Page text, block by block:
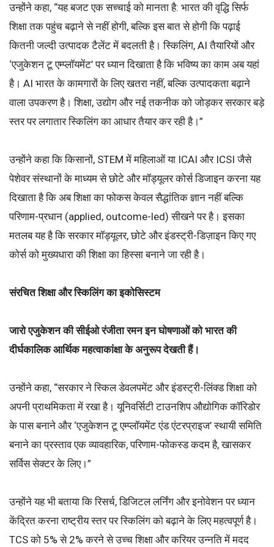
उन्होंने कहा, “यह बजट एक सच्चाई को मानता है: भारत की वृद्धि सिर्फ
शिक्षा तक पहुंच बढ़ाने से नहीं होगी, बल्कि इस बात से होगी कि पढ़ाई
कितनी जल्दी उत्पादक टैलेंट में बदलती है। स्किलिंग, AI तैयारियों और
‘एजुकेशन टू एम्प्लॉयमेंट’ पर ध्यान दिखाता है कि भविष्य का काम अब यहां
है। AI भारत के कामगारों के लिए खतरा नहीं, बल्कि उत्पादकता बढ़ाने
वाला उपकरण है। शिक्षा, उद्योग और नई तकनीक को जोड़कर सरकार बड़े
स्तर पर लगातार स्किलिंग का आधार तैयार कर रही है।”
उन्होंने कहा कि किसानों, STEM में महिलाओं या ICAI और ICSI जैसे
पेशेवर संस्थानों के माध्यम से छोटे और मॉड्यूलर कोर्स डिजाइन करना यह
दिखाता है कि अब शिक्षा का फोकस केवल सैद्धांतिक ज्ञान नहीं बल्कि
परिणाम-प्रधान (applied, outcome-led) सीखने पर है। इसका
मतलब यह है कि सरकार मॉड्यूलर, छोटे और इंडस्ट्री-डिज़ाइन किए गए
कोर्स को मुख्यधारा की शिक्षा का हिस्सा बनाने जा रही है।
संरचित शिक्षा और स्किलिंग का इकोसिस्टम
जारो एजुकेशन की सीईओ रंजीता रमन इन घोषणाओं को भारत की
दीर्घकालिक आर्थिक महत्वाकांक्षा के अनुरूप देखती हैं।
उन्होंने कहा, “सरकार ने स्किल डेवलपमेंट और इंडस्ट्री-लिंक्ड शिक्षा को
अपनी प्राथमिकता में रखा है। यूनिवर्सिटी टाउनशिप औद्योगिक कॉरिडोर
के पास बनाने और ‘एजुकेशन टू एम्प्लॉयमेंट एंड एंटरप्राइज’ स्थायी समिति
बनाने का प्रस्ताव एक व्यावहारिक, परिणाम-फोकस्ड कदम है, खासकर
सर्विस सेक्टर के लिए।”
उन्होंने यह भी बताया कि रिसर्च, डिजिटल लर्निंग और इनोवेशन पर ध्यान
केंद्रित करना राष्ट्रीय स्तर पर स्किलिंग को बढ़ाने के लिए महत्वपूर्ण है।
TCS को 5% से 2% करने से उच्च शिक्षा और करियर उन्नति में मदद